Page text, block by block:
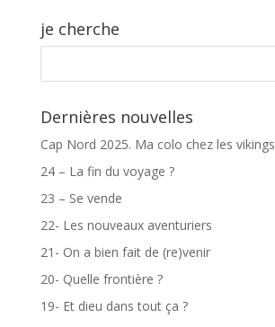
je cherche
Dernières nouvelles
Cap Nord 2025. Ma colo chez les vikings
24 – La fin du voyage ?
23 – Se vende
22- Les nouveaux aventuriers
21- On a bien fait de (re)venir
20- Quelle frontière ?
19- Et dieu dans tout ça ?